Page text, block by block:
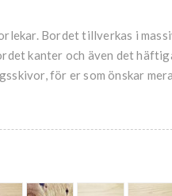
Bordet tillverkas i
kanter och även det
för er som önskar